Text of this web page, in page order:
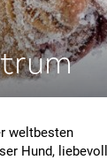
weltbesten
Hund, liebevoll